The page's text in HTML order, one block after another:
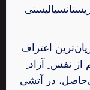
اعتراف
نفس ِ آزاد
در آتشی